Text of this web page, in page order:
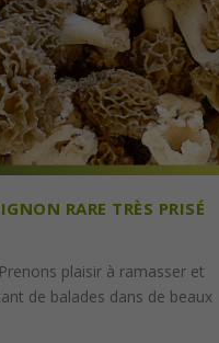
RARE TRÈS PRISÉ
plaisir à ramasser et
de balades dans de beaux